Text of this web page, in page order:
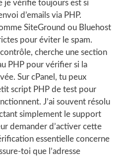
je vérifie toujours est si
d’emails via PHP.
SiteGround ou Bluehost
pour éviter le spam.
cherche une section
PHP pour vérifier si la
Sur cPanel, tu peux
script PHP de test pour
J’ai souvent résolu
simplement le support
demander d’activer cette
essentielle concerne
toi que l’adresse